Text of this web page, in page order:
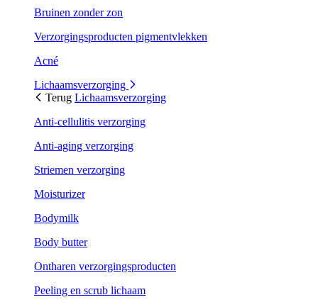
Bruinen zonder zon
Verzorgingsproducten pigmentvlekken
Acné
Lichaamsverzorging
Terug Lichaamsverzorging
Anti-cellulitis verzorging
Anti-aging verzorging
Striemen verzorging
Moisturizer
Bodymilk
Body butter
Ontharen verzorgingsproducten
Peeling en scrub lichaam